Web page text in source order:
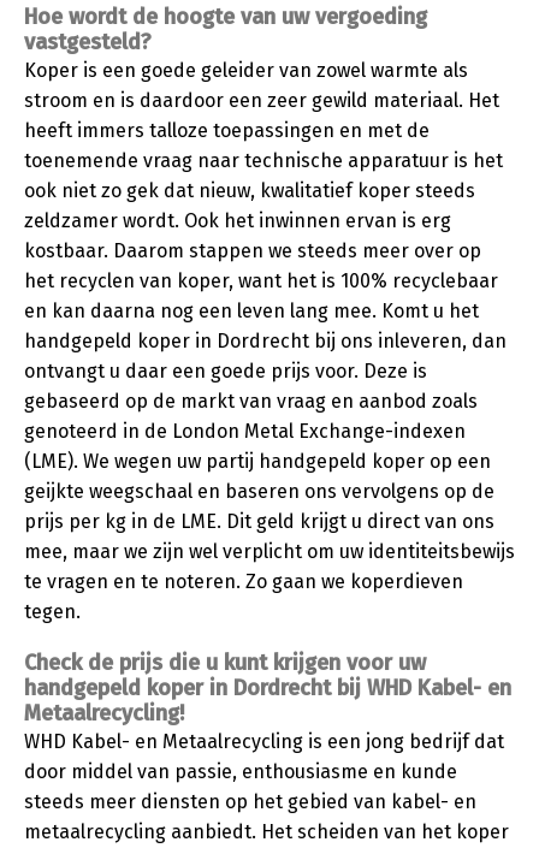
Hoe wordt de hoogte van uw vergoeding
vastgesteld?
Koper is een goede geleider van zowel warmte als
stroom en is daardoor een zeer gewild materiaal. Het
heeft immers talloze toepassingen en met de
toenemende vraag naar technische apparatuur is het
ook niet zo gek dat nieuw, kwalitatief koper steeds
zeldzamer wordt. Ook het inwinnen ervan is erg
kostbaar. Daarom stappen we steeds meer over op
het recyclen van koper, want het is 100% recyclebaar
en kan daarna nog een leven lang mee. Komt u het
handgepeld koper in Dordrecht bij ons inleveren, dan
ontvangt u daar een goede prijs voor. Deze is
gebaseerd op de markt van vraag en aanbod zoals
genoteerd in de London Metal Exchange-indexen
(LME). We wegen uw partij handgepeld koper op een
geijkte weegschaal en baseren ons vervolgens op de
prijs per kg in de LME. Dit geld krijgt u direct van ons
mee, maar we zijn wel verplicht om uw identiteitsbewijs
te vragen en te noteren. Zo gaan we koperdieven
tegen.
Check de prijs die u kunt krijgen voor uw
handgepeld koper in Dordrecht bij WHD Kabel- en
Metaalrecycling!
WHD Kabel- en Metaalrecycling is een jong bedrijf dat
door middel van passie, enthousiasme en kunde
steeds meer diensten op het gebied van kabel- en
metaalrecycling aanbiedt. Het scheiden van het koper